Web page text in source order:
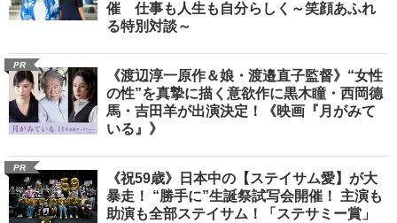
催 仕事も人生も自分らしく～笑顔あふれ
る特別対談～
PR
《渡辺淳一原作＆娘・渡邉直子監督》“女性
の性”を真摯に描く意欲作に黒木瞳・西岡德
馬・吉田羊が出演決定！《映画『月がみて
いる』》
PR
《祝59歳》日本中の【ステイサム愛】が大
暴走！ “勝手に”生誕祭試写会開催！ 主演も
助演も全部ステイサム！「ステサミー賞」